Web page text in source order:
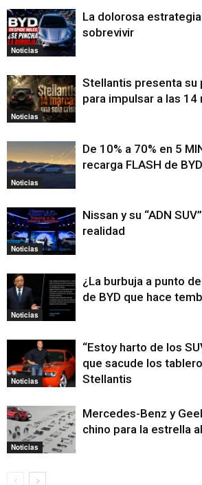
Noticias
La dolorosa
sobrevivir
Noticias
Stellantis presenta su
para impulsar a las
Noticias
De 10% a 70% en 5
recarga FLASH de BYD
Noticias
Nissan y su “ADN
realidad
Noticias
¿La burbuja a punto
de BYD que hace
Noticias
“Estoy harto de los
que sacude los
Stellantis
Noticias
Mercedes-Benz y
chino para la estrella